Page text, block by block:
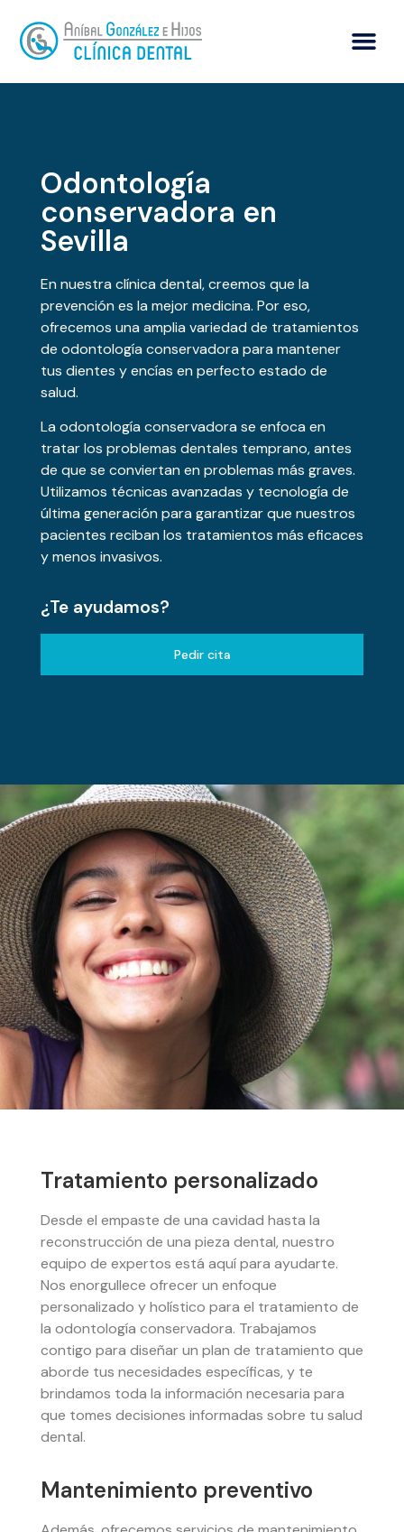
Odontología
conservadora en
Sevilla
En nuestra clínica dental, creemos que la
prevención es la mejor medicina. Por eso,
ofrecemos una amplia variedad de tratamientos
de odontología conservadora para mantener
tus dientes y encías en perfecto estado de
salud.
La odontología conservadora se enfoca en
tratar los problemas dentales temprano, antes
de que se conviertan en problemas más graves.
Utilizamos técnicas avanzadas y tecnología de
última generación para garantizar que nuestros
pacientes reciban los tratamientos más eficaces
y menos invasivos.
¿Te ayudamos?
Pedir cita
Tratamiento personalizado
Desde el empaste de una cavidad hasta la
reconstrucción de una pieza dental, nuestro
equipo de expertos está aquí para ayudarte.
Nos enorgullece ofrecer un enfoque
personalizado y holístico para el tratamiento de
la odontología conservadora. Trabajamos
contigo para diseñar un plan de tratamiento que
aborde tus necesidades específicas, y te
brindamos toda la información necesaria para
que tomes decisiones informadas sobre tu salud
dental.
Mantenimiento preventivo